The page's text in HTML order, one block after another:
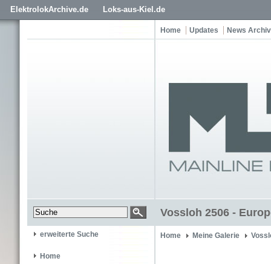
ElektrolokArchive.de Loks-aus-Kiel.de
Home Updates News Archiv
Vossloh 2506 -
erweiterte Suche
Home
Home Meine Galerie